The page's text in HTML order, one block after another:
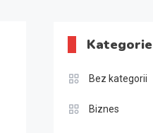
Kategorie
Bez kategorii
Biznes